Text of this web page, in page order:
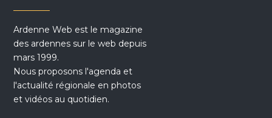
Ardenne Web est le magazine
des ardennes sur le web depuis
mars 1999.
Nous proposons l'agenda et
l'actualité régionale en photos
et vidéos au quotidien.